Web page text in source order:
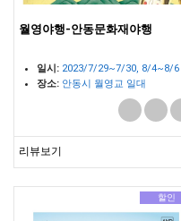
월영야행-안동문화재야행
일시: 2023/7/29~7/30, 8/4~8/6
장소: 안동시 월영교 일대
리뷰보기
할인